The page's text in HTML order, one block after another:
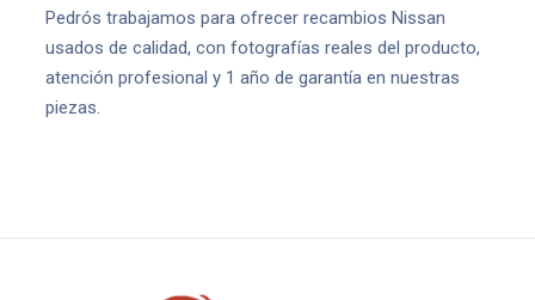
Pedrós trabajamos para ofrecer recambios Nissan
usados de calidad, con fotografías reales del producto,
atención profesional y 1 año de garantía en nuestras
piezas.